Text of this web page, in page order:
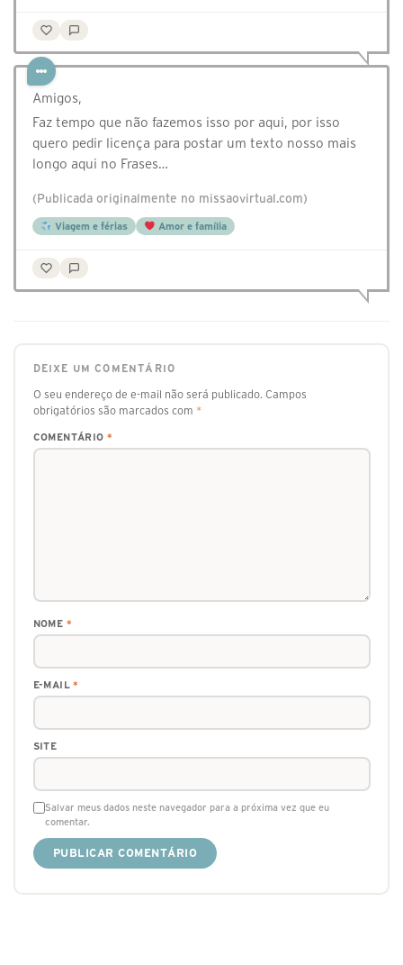
Amigos,
Faz tempo que não fazemos isso por aqui, por isso
quero pedir licença para postar um texto nosso mais
longo aqui no Frases…
(Publicada originalmente no missaovirtual.com)
Viagem e férias Amor e família
DEIXE UM COMENTÁRIO
O seu endereço de e-mail não será publicado. Campos
obrigatórios são marcados com *
COMENTÁRIO *
NOME *
E-MAIL*
SITE
Salvar meus dados neste navegador para a próxima vez que eu
comentar.